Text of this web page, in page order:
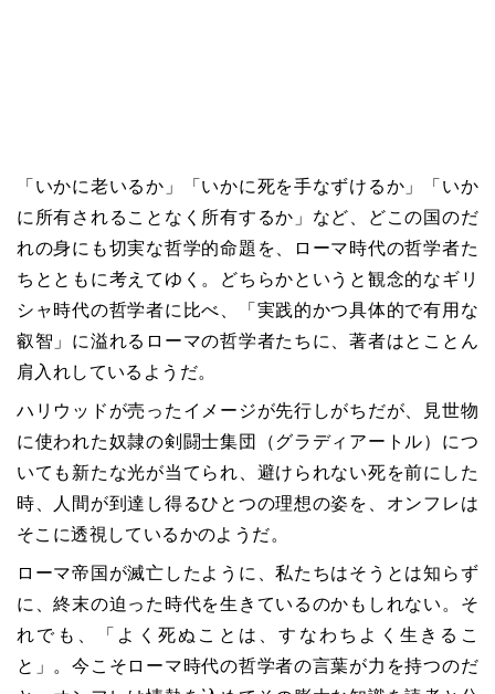
「いかに老いるか」「いかに死を手なずけるか」「いか
に所有されることなく所有するか」など、どこの国のだ
れの身にも切実な哲学的命題を、ローマ時代の哲学者た
ちとともに考えてゆく。どちらかというと観念的なギリ
シャ時代の哲学者に比べ、「実践的かつ具体的で有用な
叡智」に溢れるローマの哲学者たちに、著者はとことん
肩入れしているようだ。
ハリウッドが売ったイメージが先行しがちだが、見世物
に使われた奴隷の剣闘士集団（グラディアートル）につ
いても新たな光が当てられ、避けられない死を前にした
時、人間が到達し得るひとつの理想の姿を、オンフレは
そこに透視しているかのようだ。
ローマ帝国が滅亡したように、私たちはそうとは知らず
に、終末の迫った時代を生きているのかもしれない。そ
れでも、「よく死ぬことは、すなわちよく生きるこ
と」。今こそローマ時代の哲学者の言葉が力を持つのだ